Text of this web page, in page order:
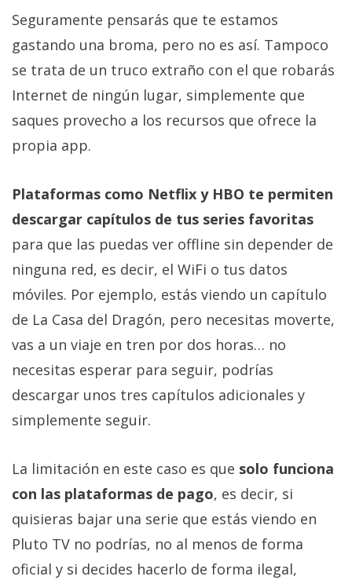
comunicación
digital donde
encontrarás
noticias sobre
tecnología,
móviles,
ordenadores,
informática,
trucos y
El Grupo
Informático
(CC) 2006-
derechos
reservados .
Seguramente pensarás que te estamos
gastando una broma, pero no es así. Tampoco
se trata de un truco extraño con el que robarás
Internet de ningún lugar, simplemente que
saques provecho a los recursos que ofrece la
propia app.
Plataformas como Netflix y HBO te permiten
descargar capítulos de tus series favoritas
para que las puedas ver offline sin depender de
ninguna red, es decir, el WiFi o tus datos
móviles. Por ejemplo, estás viendo un capítulo
de La Casa del Dragón, pero necesitas moverte,
vas a un viaje en tren por dos horas… no
necesitas esperar para seguir, podrías
descargar unos tres capítulos adicionales y
simplemente seguir.
La limitación en este caso es que solo funciona
con las plataformas de pago, es decir, si
quisieras bajar una serie que estás viendo en
Pluto TV no podrías, no al menos de forma
oficial y si decides hacerlo de forma ilegal,